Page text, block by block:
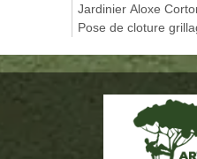
Jardinier Aloxe
Pose de cloture